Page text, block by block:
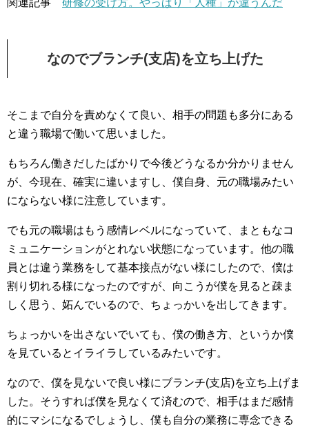
関連記事 研修の受け方。やっぱり「人種」が違うんだ
なのでブランチ(支店)を立ち上げた
そこまで自分を責めなくて良い、相手の問題も多分にある
と違う職場で働いて思いました。
もちろん働きだしたばかりで今後どうなるか分かりません
が、今現在、確実に違いますし、僕自身、元の職場みたい
にならない様に注意しています。
でも元の職場はもう感情レベルになっていて、まともなコ
ミュニケーションがとれない状態になっています。他の職
員とは違う業務をして基本接点がない様にしたので、僕は
割り切れる様になったのですが、向こうが僕を見ると疎ま
しく思う、妬んでいるので、ちょっかいを出してきます。
ちょっかいを出さないでいても、僕の働き方、というか僕
を見ているとイライラしているみたいです。
なので、僕を見ないで良い様にブランチ(支店)を立ち上げま
した。そうすれば僕を見なくて済むので、相手はまだ感情
的にマシになるでしょうし、僕も自分の業務に専念できる